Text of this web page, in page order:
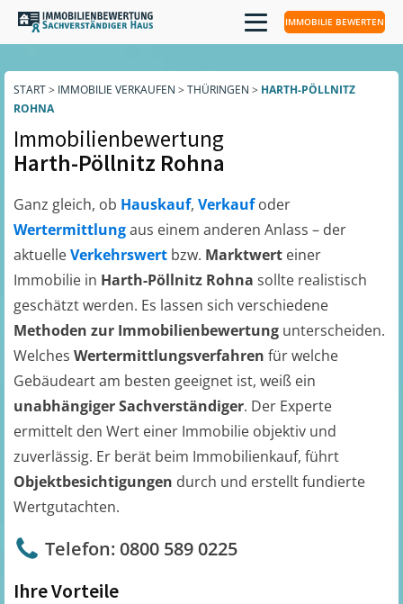
IMMOBILIE BEWERTEN
START> IMMOBILIE VERKAUFEN > THÜRINGEN > HARTH-PÖLLNITZ
ROHNA
Immobilienbewertung
Harth-Pöllnitz Rohna
Ganz gleich, ob Hauskauf, Verkaufoder
Wertermittlungaus einem anderen Anlass – der
aktuelleVerkehrswert bzw. Marktwert einer
Immobilie in Harth-Pöllnitz Rohna sollte realistisch
geschätzt werden. Es lassen sich verschiedene
Methoden zur Immobilienbewertung unterscheiden.
Welches Wertermittlungsverfahren für welche
Gebäudeart am besten geeignet ist, weiß ein
unabhängiger Sachverständiger. Der Experte
ermittelt den Wert einer Immobilie objektiv und
zuverlässig. Er berät beim Immobilienkauf, führt
Objektbesichtigungen durch und erstellt fundierte
Wertgutachten.
Telefon: 0800 589 0225
Ihre Vorteile